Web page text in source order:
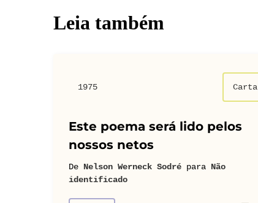
Leia também
1975 Carta
Este poema será lido pelos
nossos netos
De Nelson Werneck Sodré para Não
identificado